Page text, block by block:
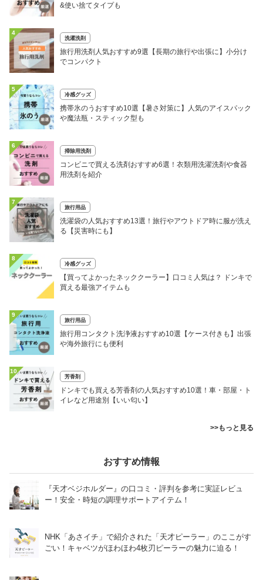
&使い捨てタイプも
4
洗濯洗剤
旅行用洗剤人気おすすめ9選【長期の旅行や出張に】小分け
でコンパクト
5
冷感グッズ
携帯氷のうおすすめ10選【暑さ対策に】人気のアイスパック
や魔法瓶・スティック型も
6
掃除用洗剤
コンビニで買える洗剤おすすめ6選！衣類用洗濯洗剤や食器
用洗剤を紹介
7
旅行用品
洗濯袋の人気おすすめ13選！旅行やアウトドア時に服が洗え
る【災害時にも】
8
冷感グッズ
【買ってよかったネッククーラー】口コミ人気は？ ドンキで
買える最強アイテムも
9
旅行用品
旅行用コンタクト洗浄液おすすめ10選【ケース付きも】出張
や海外旅行にも便利
10
芳香剤
ドンキでも買える芳香剤の人気おすすめ10選！車・部屋・ト
イレなど用途別【いい匂い】
>>もっと見る
おすすめ情報
『天才ベジホルダー』の口コミ・評判を参考に実証レビュ
ー！安全・時短の調理サポートアイテム！
NHK「あさイチ」で紹介された「天才ピーラー」のここがす
ごい！キャベツがほわほわ4枚刃ピーラーの魅力に迫る！